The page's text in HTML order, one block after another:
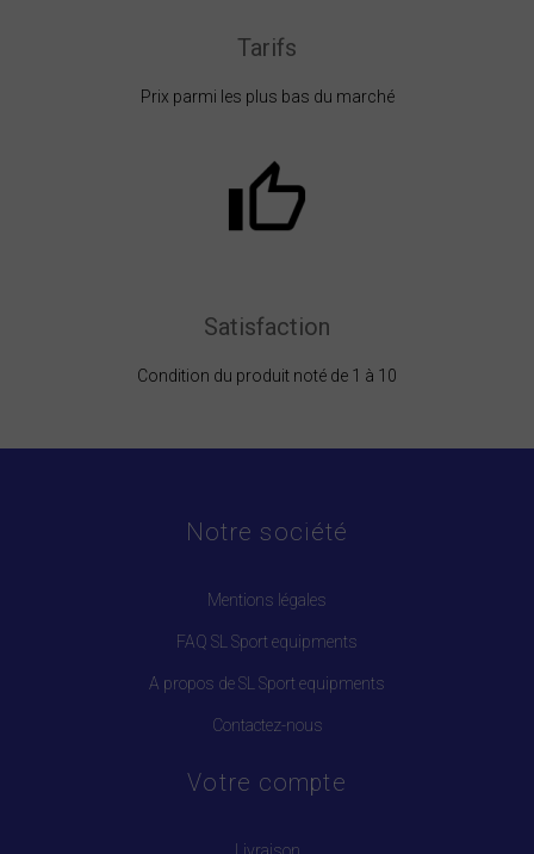
Tarifs
Prix parmi les plus bas du marché
Satisfaction
Condition du produit noté de 1 à 10
Notre société
Mentions légales
FAQ SL Sport equipments
A propos de SL Sport equipments
Contactez-nous
Votre compte